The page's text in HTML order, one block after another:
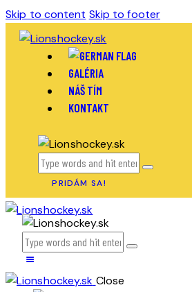
Skip to content Skip to footer
GALÉRIA
NÁŠ TÍM
KONTAKT
PRIDÁM SA!
Close